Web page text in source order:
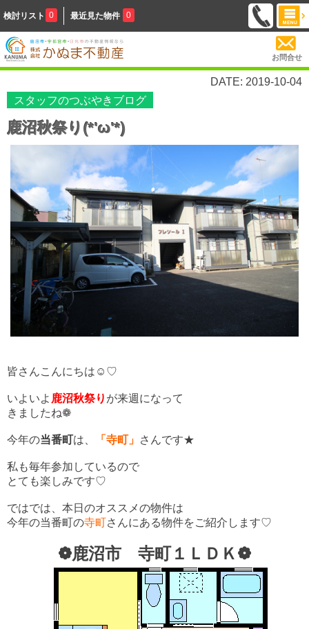
検討リスト 0 最近見た物件 0
お問合せ
DATE: 2019-10-04
スタッフのつぶやきブログ
鹿沼秋祭り(*'ω'*)
皆さんこんにちは☺♡
いよいよ 鹿沼秋祭り が来週になって
きましたね❁
今年の当番町は、 「寺町」 さんです★
私も毎年参加しているので
とても楽しみです♡
ではでは、本日のオススメの物件は
今年の当番町の寺町さんにある物件をご紹介します♡
❁鹿沼市 寺町１ＬＤＫ❁